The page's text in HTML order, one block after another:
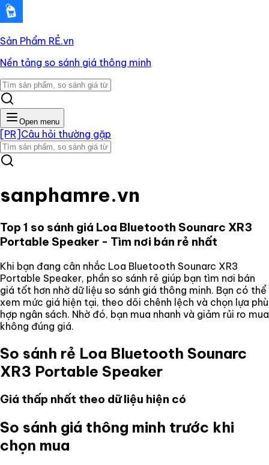
Sản Phẩm RẺ.vn
Nền tảng so sánh giá thông minh
Open menu
[PR] Câu hỏi thường gặp
sanphamre.vn
Top 1 so sánh giá Loa Bluetooth Sounarc XR3
Portable Speaker - Tìm nơi bán rẻ nhất
Khi bạn đang cân nhắc Loa Bluetooth Sounarc XR3
Portable Speaker, phần so sánh rẻ giúp bạn tìm nơi bán
giá tốt hơn nhờ dữ liệu so sánh giá thông minh. Bạn có thể
xem mức giá hiện tại, theo dõi chênh lệch và chọn lựa phù
hợp ngân sách. Nhờ đó, bạn mua nhanh và giảm rủi ro mua
không đúng giá.
So sánh rẻ Loa Bluetooth Sounarc
XR3 Portable Speaker
Giá thấp nhất theo dữ liệu hiện có
So sánh giá thông minh trước khi
chọn mua